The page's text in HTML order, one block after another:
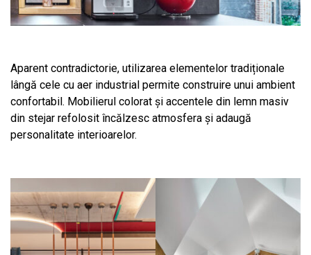
Aparent contradictorie, utilizarea elementelor tradiționale
lângă cele cu aer industrial permite construire unui ambient
confortabil. Mobilierul colorat şi accentele din lemn masiv
din stejar refolosit încălzesc atmosfera și adaugă
personalitate interioarelor.